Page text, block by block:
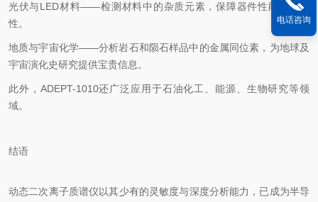
光伏与LED材料——检测材料中的杂质元素，保障器件性能与可靠
性。
地质与宇宙化学——分析岩石和陨石样品中的金属同位素，为地球及
宇宙演化史研究提供宝贵信息。
此外，ADEPT-1010还广泛应用于石油化工、能源、生物研究等领
域。
结语
动态二次离子质谱仪以其少有的灵敏度与深度分析能力，已成为半导
电话咨询